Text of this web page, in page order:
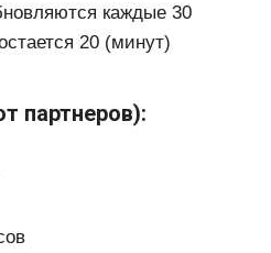
каждые 30
20 (минут)
партнеров):